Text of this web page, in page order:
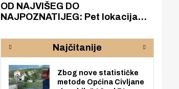
OD NAJVIŠEG DO
NAJPOZNATIJEG: Pet lokacija
rijeke Krke
Najčitanije
Zbog nove statističke
metode Općina Civljane